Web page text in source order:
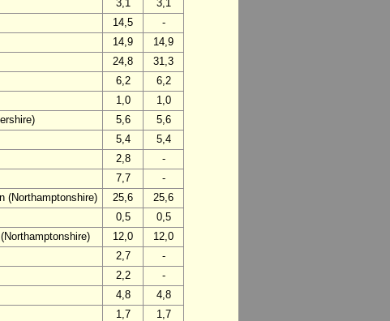
3,1
3,1
14,5
-
14,9
14,9
24,8
31,3
6,2
6,2
1,0
1,0
5,6
5,6
5,4
5,4
2,8
-
7,7
-
(Northamptonshire) 25,6
25,6
0,5
0,5
12,0
12,0
2,7
-
2,2
-
4,8
4,8
1,7
1,7